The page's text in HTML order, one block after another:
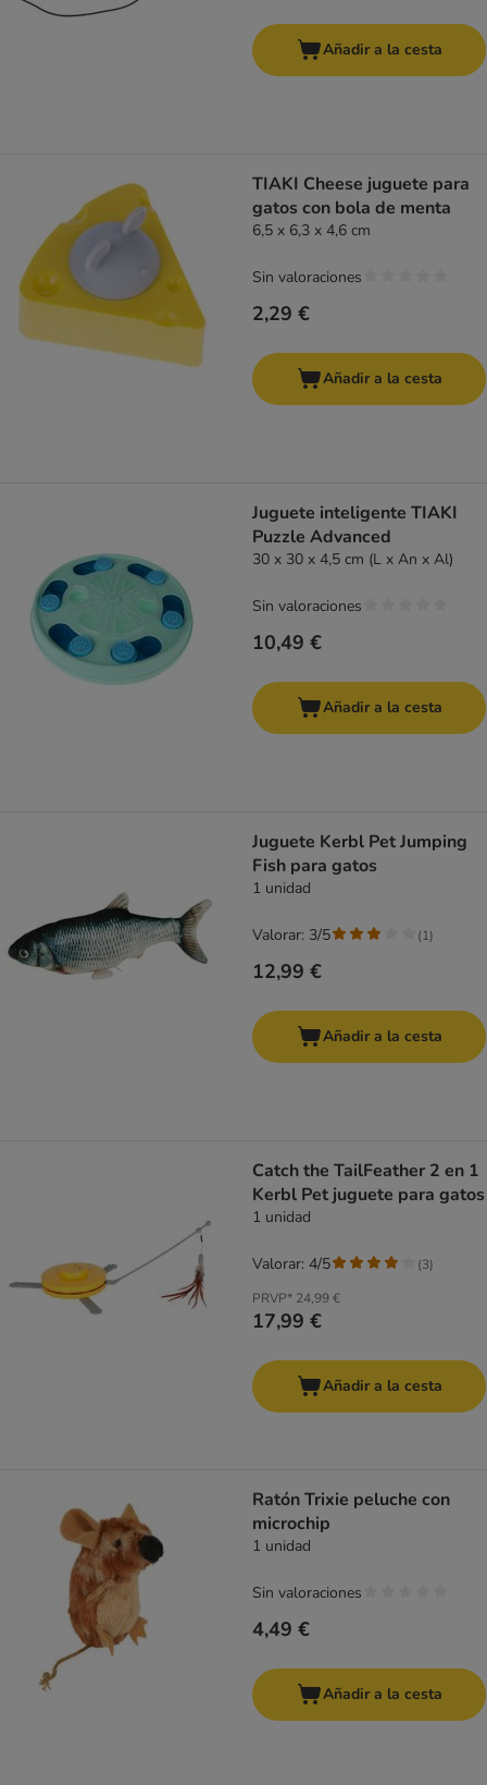
Añadir a la cesta
TIAKI Cheese juguete para
gatos con bola de menta
6,5 x 6,3 x 4,6 cm
2,29 €
Sin valoraciones
Añadir a la cesta
Juguete inteligente TIAKI
Puzzle Advanced
30 x 30 x 4,5 cm (L x An x Al)
10,49 €
Sin valoraciones
Añadir a la cesta
Juguete Kerbl Pet Jumping
Fish para gatos
1 unidad
12,99 €
Valorar: 3/5 (1)
Añadir a la cesta
Catch the TailFeather 2 en 1
Kerbl Pet juguete para gatos
1 unidad
PRVP* 24,99 €
17,99 €
Valorar: 4/5 (3)
Añadir a la cesta
Ratón Trixie peluche con
microchip
1 unidad
4,49 €
Sin valoraciones
Añadir a la cesta